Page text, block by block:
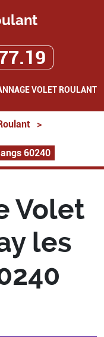
VOLET ROULANT
>
60240
Volet
les